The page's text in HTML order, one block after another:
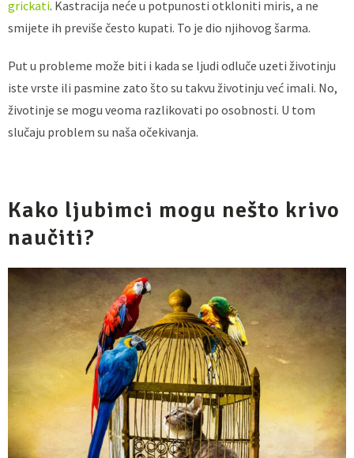
grickati. Kastracija neće u potpunosti otkloniti miris, a ne
smijete ih previše često kupati. To je dio njihovog šarma.
Put u probleme može biti i kada se ljudi odluče uzeti životinju
iste vrste ili pasmine zato što su takvu životinju već imali. No,
životinje se mogu veoma razlikovati po osobnosti. U tom
slučaju problem su naša očekivanja.
Kako ljubimci mogu nešto krivo
naučiti?